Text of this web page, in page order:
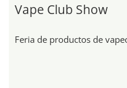
Vape Club Show
Feria de productos de